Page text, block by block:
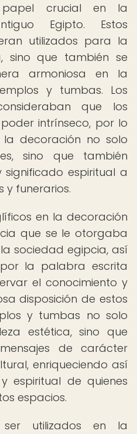
papel crucial en la
Egipto. Estos
utilizados para la
sino que también se
armoniosa en la
y tumbas. Los
que los
intrínseco, por lo
decoración no solo
sino que también
espiritual a
y funerarios.
en la decoración
que se le otorgaba
sociedad egipcia, así
la palabra escrita
el conocimiento y
disposición de estos
y tumbas no solo
estética, sino que
de carácter
enriqueciendo así
espiritual de quienes
espacios.
utilizados en la